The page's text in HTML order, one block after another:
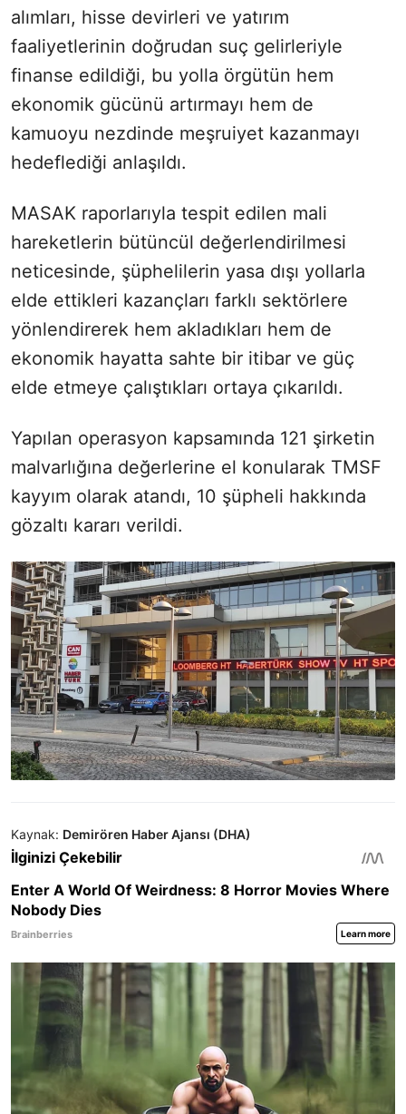
alımları, hisse devirleri ve yatırım
faaliyetlerinin doğrudan suç gelirleriyle
finanse edildiği, bu yolla örgütün hem
ekonomik gücünü artırmayı hem de
kamuoyu nezdinde meşruiyet kazanmayı
hedeflediği anlaşıldı.
MASAK raporlarıyla tespit edilen mali
hareketlerin bütüncül değerlendirilmesi
neticesinde, şüphelilerin yasa dışı yollarla
elde ettikleri kazançları farklı sektörlere
yönlendirerek hem akladıkları hem de
ekonomik hayatta sahte bir itibar ve güç
elde etmeye çalıştıkları ortaya çıkarıldı.
Yapılan operasyon kapsamında 121 şirketin
malvarlığına değerlerine el konularak TMSF
kayyım olarak atandı, 10 şüpheli hakkında
gözaltı kararı verildi.
Kaynak: Demirören Haber Ajansı (DHA)